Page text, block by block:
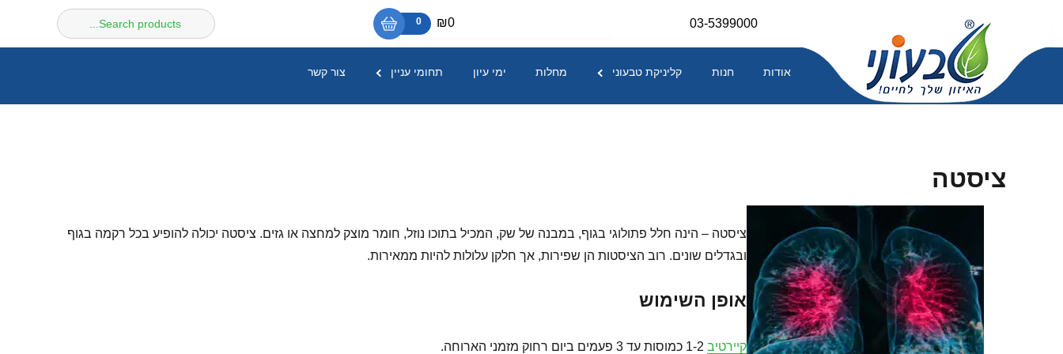
content
03-5399000
₪0
0
אין מוצרים בסל הקניות.
חיפוש
עבור:
אודות חנות קליניקת טבעוני מחלות ימי עיון תחומי עניין צור קשר
ציסטה
ציסטה – הינה חלל פתולוגי בגוף, במבנה של שק, המכיל בתוכו נוזל, חומר מוצק למחצה או גזים. ציסטה יכולה להופיע בכל רקמה בגוף
ובגדלים שונים. רוב הציסטות הן שפירות, אך חלקן עלולות להיות ממאירות.
אופן השימוש
קיירטיב